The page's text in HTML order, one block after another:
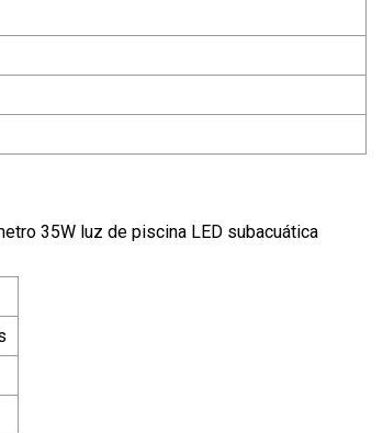
35W luz de piscina LED subacuática